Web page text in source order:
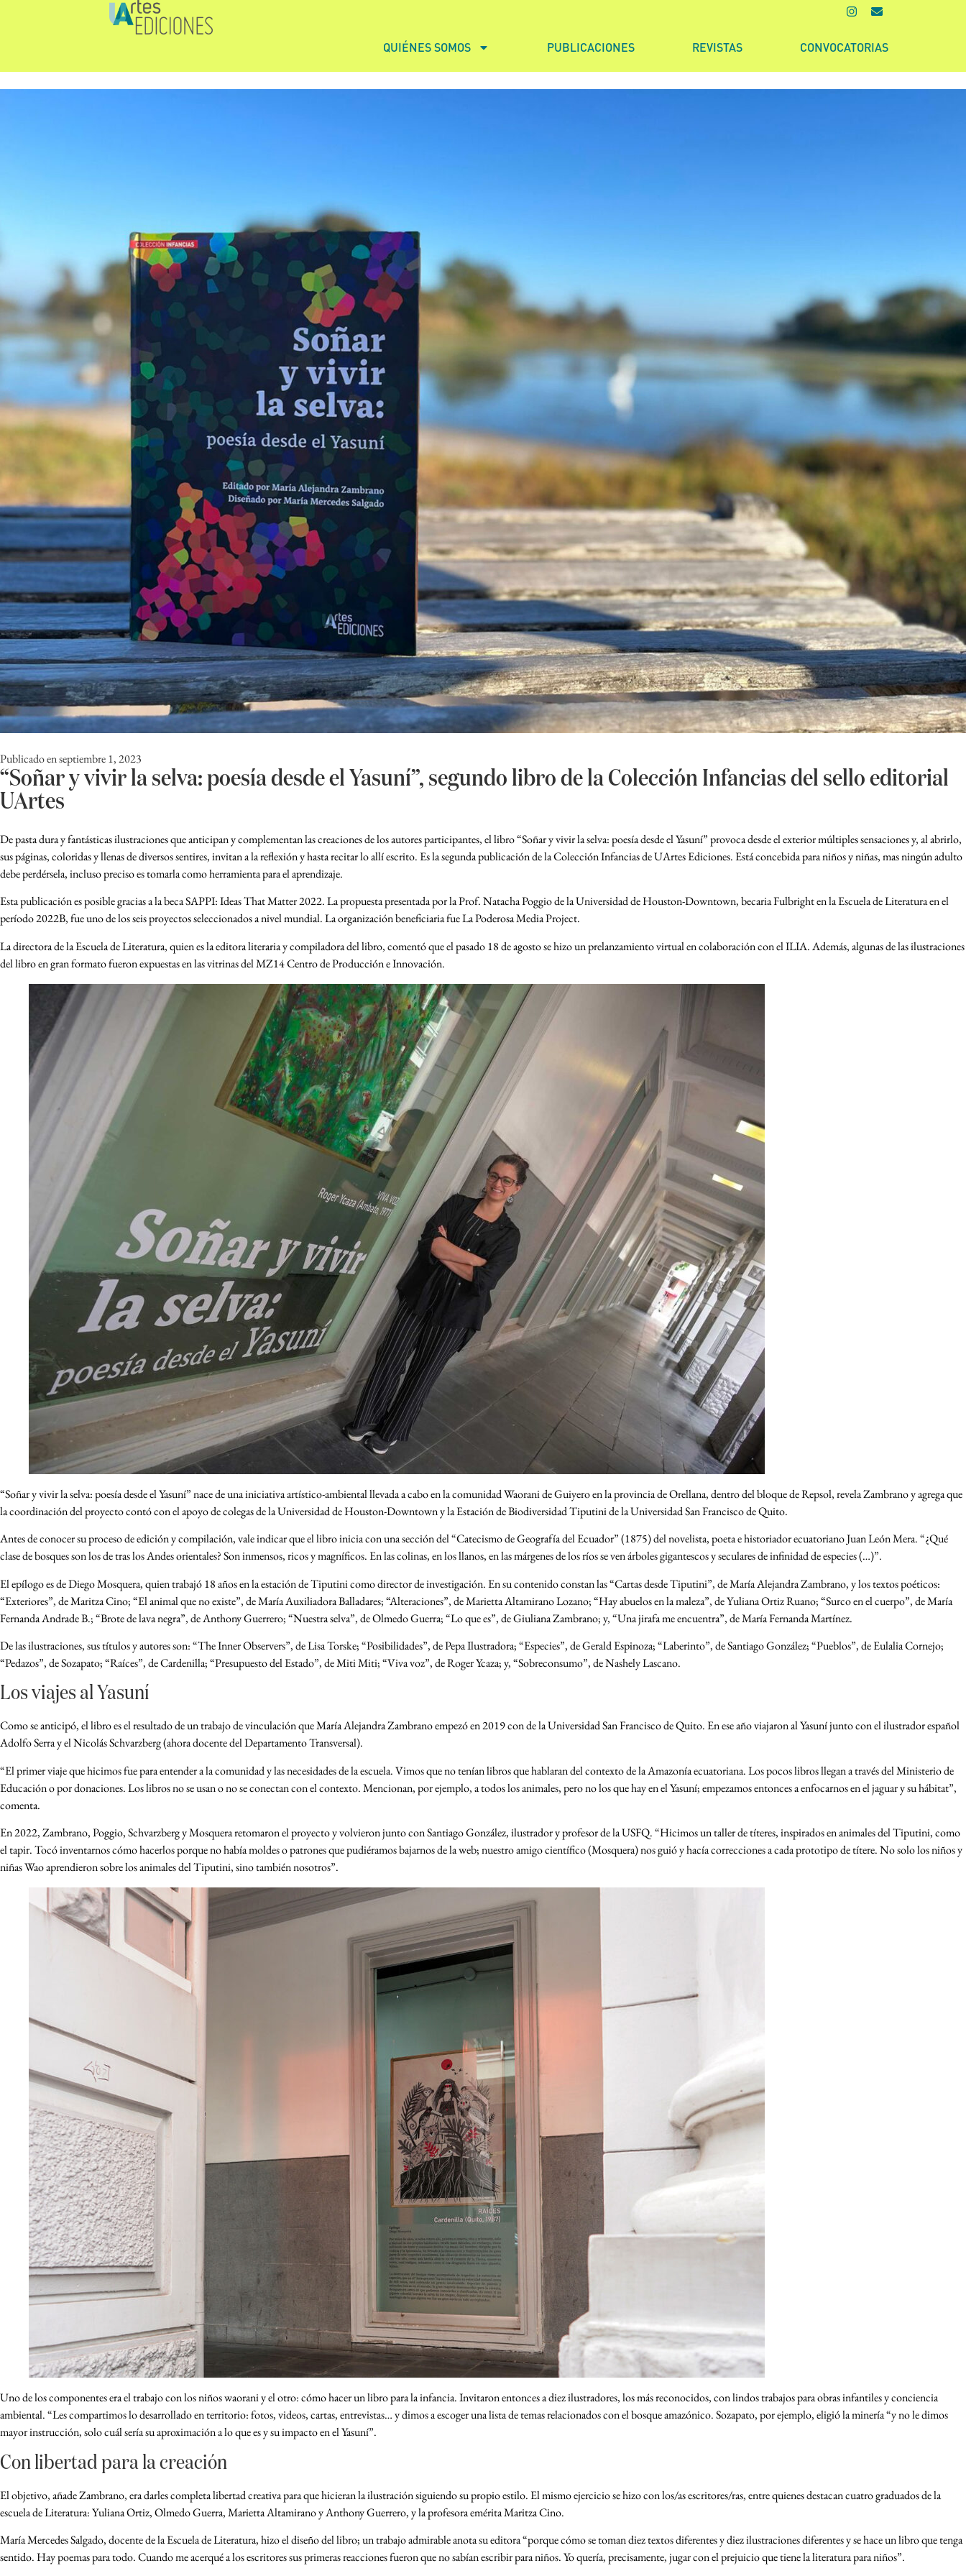
QUIÉNES SOMOS PUBLICACIONES REVISTAS CONVOCATORIAS
Publicado enseptiembre 1, 2023
“Soñar y vivir la selva: poesía desde el Yasuní”, segundo libro de la Colección Infancias del sello editorial
UArtes
De pasta dura y fantásticas ilustraciones que anticipan y complementan las creaciones de los autores participantes, el libro “Soñar y vivir la selva: poesía desde el Yasuní” provoca desde el exterior múltiples sensaciones y, al abrirlo,
sus páginas, coloridas y llenas de diversos sentires, invitan a la reflexión y hasta recitar lo allí escrito. Es la segunda publicación de la Colección Infancias de UArtes Ediciones. Está concebida para niños y niñas, mas ningún adulto
debe perdérsela, incluso preciso es tomarla como herramienta para el aprendizaje.
Esta publicación es posible gracias a la beca SAPPI: Ideas That Matter 2022. La propuesta presentada por la Prof. Natacha Poggio de la Universidad de Houston-Downtown, becaria Fulbright en la Escuela de Literatura en el
período 2022B, fue uno de los seis proyectos seleccionados a nivel mundial. La organización beneficiaria fue La Poderosa Media Project.
La directora de la Escuela de Literatura, quien es la editora literaria y compiladora del libro, comentó que el pasado 18 de agosto se hizo un prelanzamiento virtual en colaboración con el ILIA. Además, algunas de las ilustraciones
del libro en gran formato fueron expuestas en las vitrinas del MZ14 Centro de Producción e Innovación.
“Soñar y vivir la selva: poesía desde el Yasuní” nace de una iniciativa artístico-ambiental llevada a cabo en la comunidad Waorani de Guiyero en la provincia de Orellana, dentro del bloque de Repsol, revela Zambrano y agrega que
la coordinación del proyecto contó con el apoyo de colegas de la Universidad de Houston-Downtown y la Estación de Biodiversidad Tiputini de la Universidad San Francisco de Quito.
Antes de conocer su proceso de edición y compilación, vale indicar que el libro inicia con una sección del “Catecismo de Geografía del Ecuador” (1875) del novelista, poeta e historiador ecuatoriano Juan León Mera. “¿Qué
clase de bosques son los de tras los Andes orientales? Son inmensos, ricos y magníficos. En las colinas, en los llanos, en las márgenes de los ríos se ven árboles gigantescos y seculares de infinidad de especies (…)”.
El epílogo es de Diego Mosquera, quien trabajó 18 años en la estación de Tiputini como director de investigación. En su contenido constan las “Cartas desde Tiputini”, de María Alejandra Zambrano, y los textos poéticos:
“Exteriores”, de Maritza Cino; “El animal que no existe”, de María Auxiliadora Balladares; “Alteraciones”, de Marietta Altamirano Lozano; “Hay abuelos en la maleza”, de Yuliana Ortiz Ruano; “Surco en el cuerpo”, de María
Fernanda Andrade B.; “Brote de lava negra”, de Anthony Guerrero; “Nuestra selva”, de Olmedo Guerra; “Lo que es”, de Giuliana Zambrano; y, “Una jirafa me encuentra”, de María Fernanda Martínez.
De las ilustraciones, sus títulos y autores son: “The Inner Observers”, de Lisa Torske; “Posibilidades”, de Pepa Ilustradora; “Especies”, de Gerald Espinoza; “Laberinto”, de Santiago González; “Pueblos”, de Eulalia Cornejo;
“Pedazos”, de Sozapato; “Raíces”, de Cardenilla; “Presupuesto del Estado”, de Miti Miti; “Viva voz”, de Roger Ycaza; y, “Sobreconsumo”, de Nashely Lascano.
Los viajes al Yasuní
Como se anticipó, el libro es el resultado de un trabajo de vinculación que María Alejandra Zambrano empezó en 2019 con de la Universidad San Francisco de Quito. En ese año viajaron al Yasuní junto con el ilustrador español
Adolfo Serra y el Nicolás Schvarzberg (ahora docente del Departamento Transversal).
“El primer viaje que hicimos fue para entender a la comunidad y las necesidades de la escuela. Vimos que no tenían libros que hablaran del contexto de la Amazonía ecuatoriana. Los pocos libros llegan a través del Ministerio de
Educación o por donaciones. Los libros no se usan o no se conectan con el contexto. Mencionan, por ejemplo, a todos los animales, pero no los que hay en el Yasuní; empezamos entonces a enfocarnos en el jaguar y su hábitat”,
comenta.
En 2022, Zambrano, Poggio, Schvarzberg y Mosquera retomaron el proyecto y volvieron junto con Santiago González, ilustrador y profesor de la USFQ. “Hicimos un taller de títeres, inspirados en animales del Tiputini, como
el tapir. Tocó inventarnos cómo hacerlos porque no había moldes o patrones que pudiéramos bajarnos de la web; nuestro amigo científico (Mosquera) nos guió y hacía correcciones a cada prototipo de títere. No solo los niños y
niñas Wao aprendieron sobre los animales del Tiputini, sino también nosotros”.
Uno de los componentes era el trabajo con los niños waorani y el otro: cómo hacer un libro para la infancia. Invitaron entonces a diez ilustradores, los más reconocidos, con lindos trabajos para obras infantiles y conciencia
ambiental. “Les compartimos lo desarrollado en territorio: fotos, videos, cartas, entrevistas… y dimos a escoger una lista de temas relacionados con el bosque amazónico. Sozapato, por ejemplo, eligió la minería “y no le dimos
mayor instrucción, solo cuál sería su aproximación a lo que es y su impacto en el Yasuní”.
Con libertad para la creación
El objetivo, añade Zambrano, era darles completa libertad creativa para que hicieran la ilustración siguiendo su propio estilo. El mismo ejercicio se hizo con los/as escritores/ras, entre quienes destacan cuatro graduados de la
escuela de Literatura: Yuliana Ortiz, Olmedo Guerra, Marietta Altamirano y Anthony Guerrero, y la profesora emérita Maritza Cino.
María Mercedes Salgado, docente de la Escuela de Literatura, hizo el diseño del libro; un trabajo admirable anota su editora “porque cómo se toman diez textos diferentes y diez ilustraciones diferentes y se hace un libro que tenga
sentido. Hay poemas para todo. Cuando me acerqué a los escritores sus primeras reacciones fueron que no sabían escribir para niños. Yo quería, precisamente, jugar con el prejuicio que tiene la literatura para niños”.